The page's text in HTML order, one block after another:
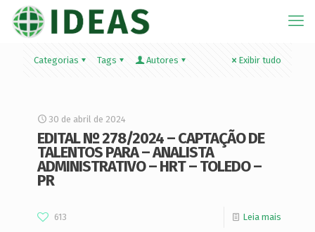
Categorias Tags Autores Exibir tudo
30 de abril de 2024
EDITAL Nº 278/2024 – CAPTAÇÃO DE
TALENTOS PARA – ANALISTA
ADMINISTRATIVO – HRT – TOLEDO –
PR
613 Leia mais